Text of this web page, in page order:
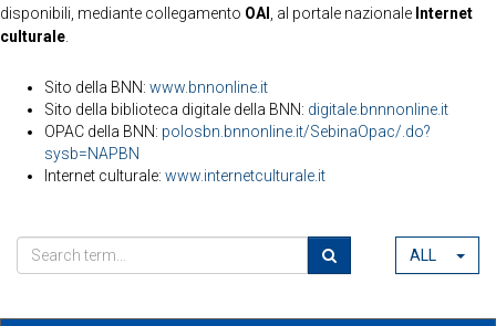
disponibili, mediante collegamento OAI , al portale nazionale Internet
culturale
Sito della BNN: www.bnnonline.it
Sito della biblioteca digitale della BNN: digitale.bnnnonline.it
OPAC della BNN: polosbn.bnnonline.it/SebinaOpac/.do?
sysb=NAPBN
Internet culturale: www.internetculturale.it
ALL